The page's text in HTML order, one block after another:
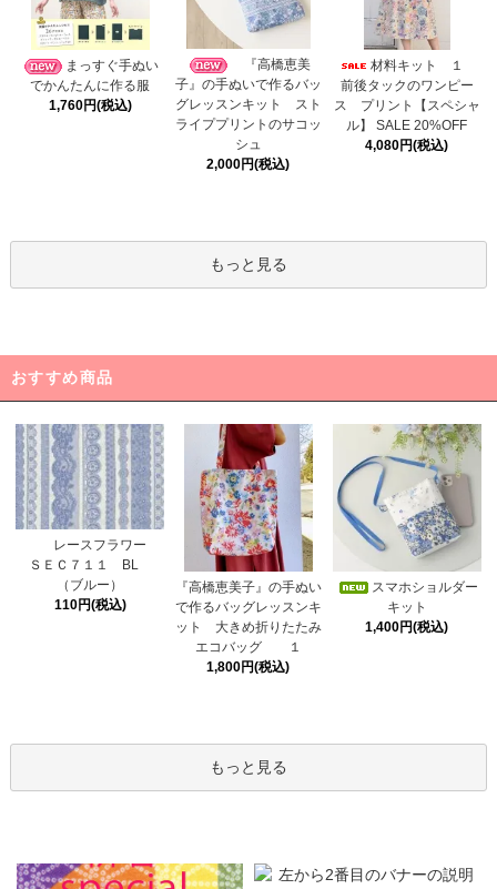
まっすぐ手ぬい
でかんたんに作る服
1,760円(税込)
『高橋恵美
子』の手ぬいで作るバッ
グレッスンキット スト
ライププリントのサコッ
シュ
2,000円(税込)
材料キット １
前後タックのワンピー
ス プリント【スペシャ
ル】 SALE 20%OFF
4,080円(税込)
もっと見る
おすすめ商品
レースフラワー
ＳＥＣ７１１ BL
（ブルー）
110円(税込)
『高橋恵美子』の手ぬい
で作るバッグレッスンキ
ット 大きめ折りたたみ
エコバッグ １
1,800円(税込)
スマホショルダー
キット
1,400円(税込)
もっと見る